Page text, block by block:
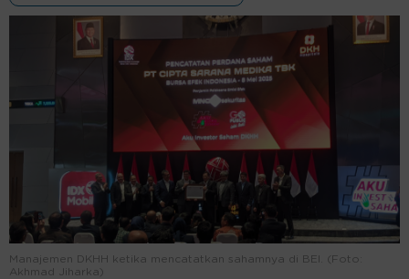
Manajemen DKHH ketika mencatatkan sahamnya di BEI. (Foto:
Akhmad Jiharka)